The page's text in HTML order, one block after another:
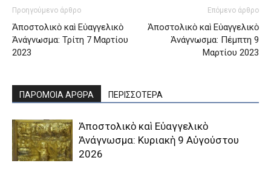
Προηγούμενο άρθρο
Ἀποστολικὸ καὶ Εὐαγγελικὸ
Ἀνάγνωσμα: Τρίτη 7 Μαρτίου
2023
Επόμενο άρθρο
Ἀποστολικὸ καὶ Εὐαγγελικὸ
Ἀνάγνωσμα: Πέμπτη 9
Μαρτίου 2023
ΠΑΡΟΜΟΙΑ ΑΡΘΡΑ ΠΕΡΙΣΣΟΤΕΡΑ
Ἀποστολικὸ καὶ Εὐαγγελικὸ
Ἀνάγνωσμα: Κυριακὴ 9 Αὐγούστου
2026